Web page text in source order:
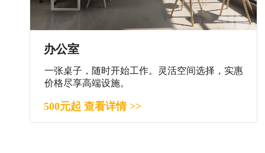
办公室
一张桌子，随时开始工作。灵活空间选择，实惠
价格尽享高端设施。
500元起 查看详情 >>